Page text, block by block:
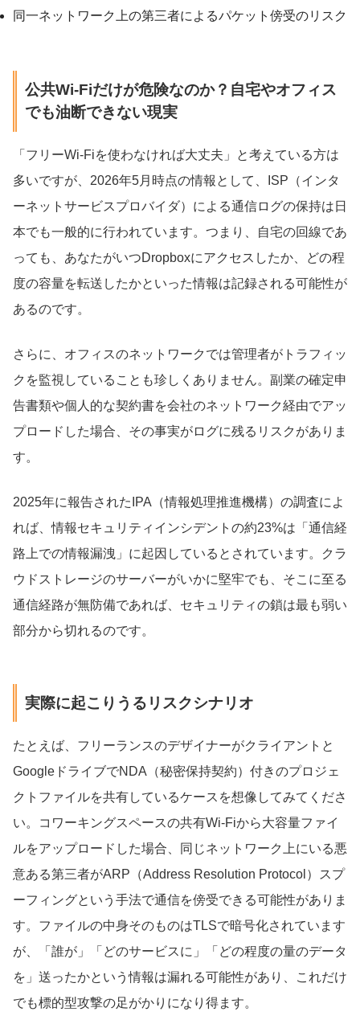
同一ネットワーク上の第三者によるパケット傍受のリスク
公共Wi-Fiだけが危険なのか？自宅やオフィス
でも油断できない現実
「フリーWi-Fiを使わなければ大丈夫」と考えている方は
多いですが、2026年5月時点の情報として、ISP（インタ
ーネットサービスプロバイダ）による通信ログの保持は日
本でも一般的に行われています。つまり、自宅の回線であ
っても、あなたがいつDropboxにアクセスしたか、どの程
度の容量を転送したかといった情報は記録される可能性が
あるのです。
さらに、オフィスのネットワークでは管理者がトラフィッ
クを監視していることも珍しくありません。副業の確定申
告書類や個人的な契約書を会社のネットワーク経由でアッ
プロードした場合、その事実がログに残るリスクがありま
す。
2025年に報告されたIPA（情報処理推進機構）の調査によ
れば、情報セキュリティインシデントの約23%は「通信経
路上での情報漏洩」に起因しているとされています。クラ
ウドストレージのサーバーがいかに堅牢でも、そこに至る
通信経路が無防備であれば、セキュリティの鎖は最も弱い
部分から切れるのです。
実際に起こりうるリスクシナリオ
たとえば、フリーランスのデザイナーがクライアントと
GoogleドライブでNDA（秘密保持契約）付きのプロジェ
クトファイルを共有しているケースを想像してみてくださ
い。コワーキングスペースの共有Wi-Fiから大容量ファイ
ルをアップロードした場合、同じネットワーク上にいる悪
意ある第三者がARP（Address Resolution Protocol）スプ
ーフィングという手法で通信を傍受できる可能性がありま
す。ファイルの中身そのものはTLSで暗号化されています
が、「誰が」「どのサービスに」「どの程度の量のデータ
を」送ったかという情報は漏れる可能性があり、これだけ
でも標的型攻撃の足がかりになり得ます。